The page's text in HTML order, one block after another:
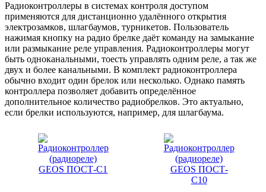
Радиоконтроллеры в системах контроля доступом
применяются для дистанционно удалённого открытия
электрозамков, шлагбаумов, турникетов. Пользователь
нажимая кнопку на радио брелке даёт команду на замыкание
или размыкание реле управления. Радиоконтроллеры могут
быть одноканальными, тоесть управлять одним реле, а так же
двух и более канальными. В комплект радиоконтроллера
обычно входит один брелок или несколько. Однако память
контроллера позволяет добавить определённое
дополнительное количество радиобрелков. Это актуально,
если брелки используются, например, для шлагбаума.